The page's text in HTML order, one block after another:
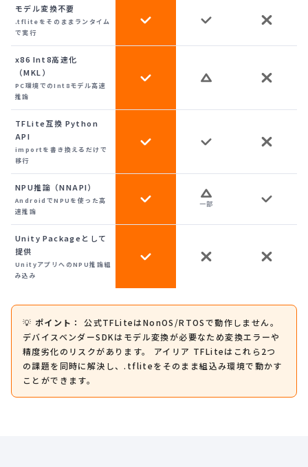
モデル変換不要
.tfliteをそのままランタイム
で実行
x86 Int8高速化
（MKL）
PC環境でのInt8モデル高速
推論
TFLite互換 Python
API
importを書き換えるだけで
移行
NPU推論（NNAPI）
AndroidでNPUを使った高
速推論
一部
Unity Packageとして
提供
UnityアプリへのNPU推論組
み込み
💡 ポイント：
公式TFLiteはNonOS/RTOSで動作しません。
デバイスベンダーSDKはモデル変換が必要なため変換エラーや
精度劣化のリスクがあります。 アイリア TFLiteはこれら2つ
の課題を同時に解決し、.tfliteをそのまま組込み環境で動かす
ことができます。